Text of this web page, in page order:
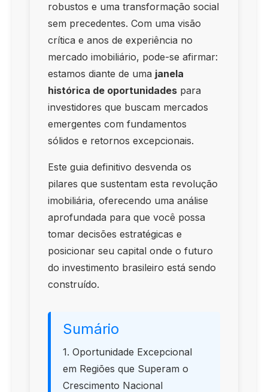
robustos e uma transformação social
sem precedentes. Com uma visão
crítica e anos de experiência no
mercado imobiliário, pode-se afirmar:
estamos diante de uma janela
histórica de oportunidades para
investidores que buscam mercados
emergentes com fundamentos
sólidos e retornos excepcionais.
Este guia definitivo desvenda os
pilares que sustentam esta revolução
imobiliária, oferecendo uma análise
aprofundada para que você possa
tomar decisões estratégicas e
posicionar seu capital onde o futuro
do investimento brasileiro está sendo
construído.
Sumário
1. Oportunidade Excepcional
em Regiões que Superam o
Crescimento Nacional